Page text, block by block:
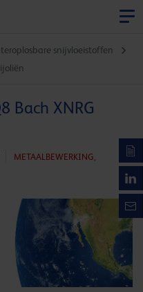
snijvloeistoffen
Bach XNRG
METAALBEWERKING,